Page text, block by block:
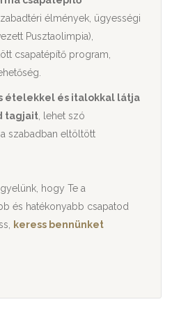
élmények, ügyességi
Pusztaolimpia),
csapatépítő program,
ételekkel és italokkal látja
tagjait , lehet szó
szabadban eltöltött
hogy Te a
és hatékonyabb csapatod
keress bennünket